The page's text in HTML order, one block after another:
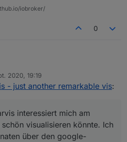
iobroker/
0
ist für mich auch nicht so wichtig,
in einem Blockly, weil es damit
in jarvis interessiert mich am meisten,
visualisieren könnte. Ich bekomme
über den google-sharedlocations
2020, 19:19
- just another remarkable vis:
interessiert mich am
visualisieren könnte. Ich
über den google-